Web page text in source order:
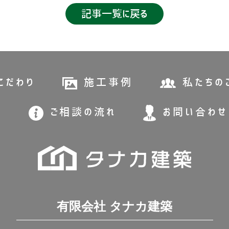
記事一覧に戻る
だわり 施工事例 私たちの
ご相談の流れ お問い合わせ
有限会社 タナカ建築